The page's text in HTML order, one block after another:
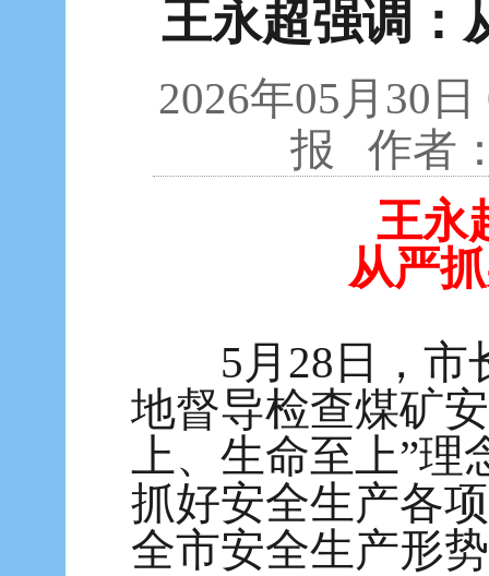
王永超强调：
2026年05月30
报 作者
王永
从严
5月28日，市长
地督导检查煤矿
上、生命至上”
抓好安全生产各
全市安全生产形